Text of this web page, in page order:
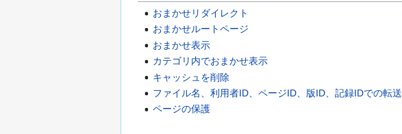
おまかせリダイレクト
おまかせルートページ
おまかせ表示
カテゴリ内でおまかせ表示
キャッシュを削除
ファイル名、利用者ID、ページID、版ID、記録IDでの転送
ページの保護